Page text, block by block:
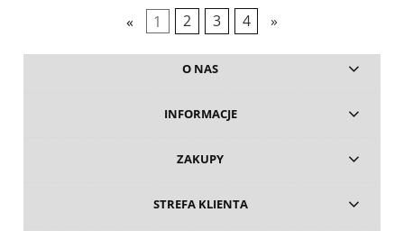
« 1 2 3 4 »
O NAS
INFORMACJE
ZAKUPY
STREFA KLIENTA